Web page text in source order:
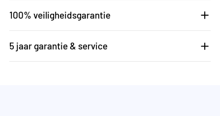
100% veiligheidsgarantie
5 jaar garantie & service